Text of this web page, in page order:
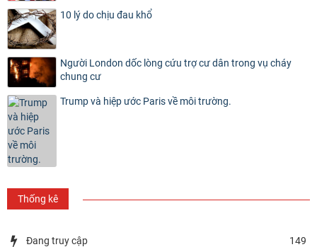
10 lý do chịu đau khổ
Người London dốc lòng cứu trợ cư dân trong vụ cháy
chung cư
Trump và hiệp ước Paris về môi trường.
Thống kê
Đang truy cập 149